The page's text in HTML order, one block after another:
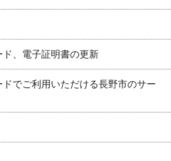
、電子証明書の更新
でご利用いただける長野市のサー